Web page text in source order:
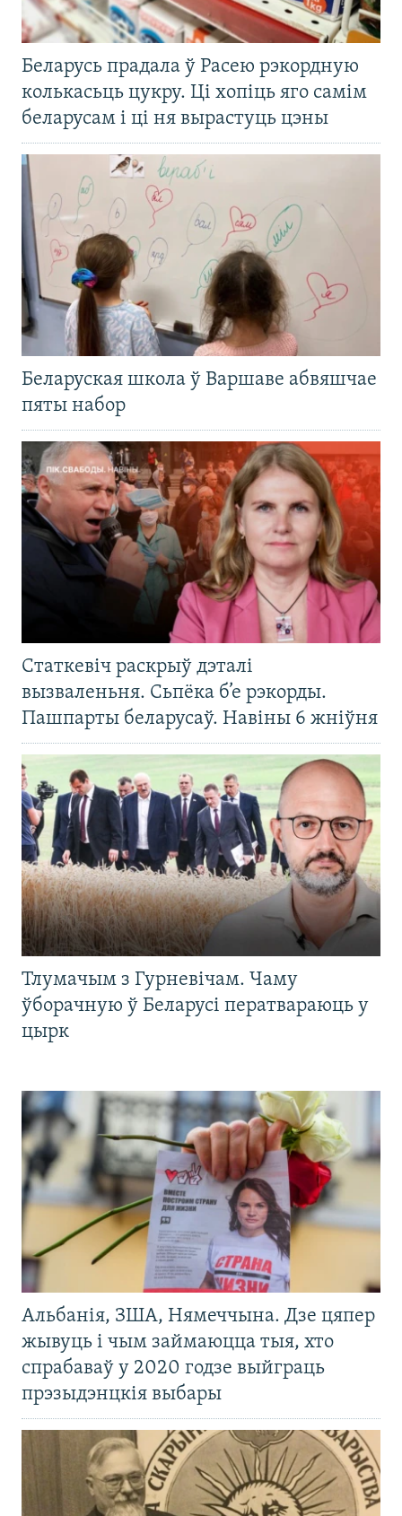
Беларусь прадала ў Расею рэкордную
колькасьць цукру. Ці хопіць яго самім
беларусам і ці ня вырастуць цэны
Беларуская школа ў Варшаве абвяшчае
пяты набор
Статкевіч раскрыў дэталі
вызваленьня. Сьпёка б’е рэкорды.
Пашпарты беларусаў. Навіны 6 жніўня
Тлумачым з Гурневічам. Чаму
ўборачную ў Беларусі ператвараюць у
цырк
Альбанія, ЗША, Нямеччына. Дзе цяпер
жывуць і чым займаюцца тыя, хто
спрабаваў у 2020 годзе выйграць
прэзыдэнцкія выбары